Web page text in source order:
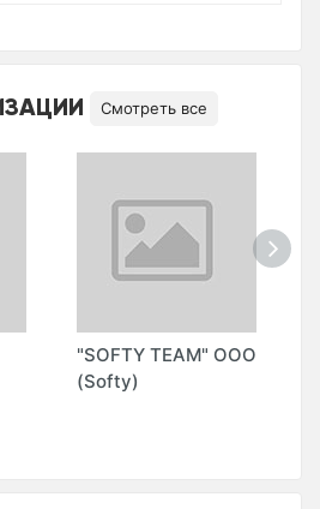
Смотреть все
"SOFTY TEAM" ООО
(Softy)